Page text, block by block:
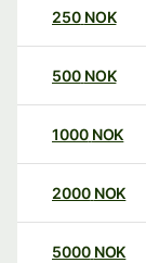
250 NOK
500 NOK
1000 NOK
2000 NOK
5000 NOK